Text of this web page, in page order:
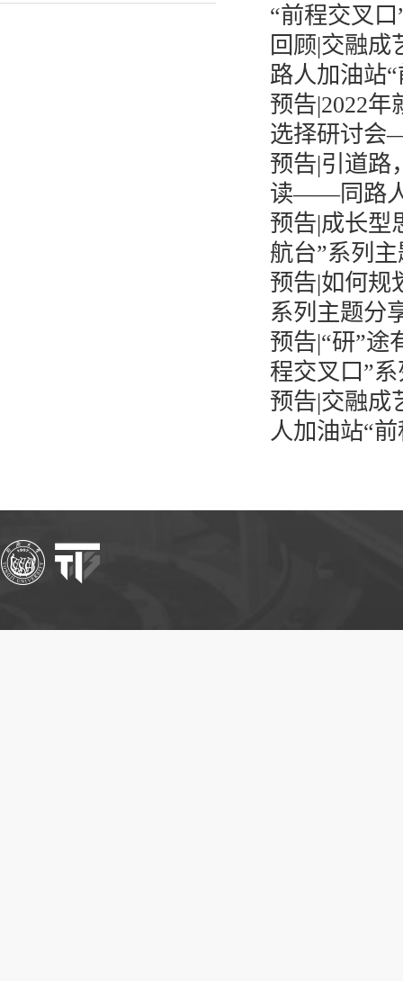
“前程交叉
回顾|交融
路人加油站
预告|2022
选择研讨
预告|引道路
读——同路
预告|成长
航台”系列
预告|如何
系列主题分
预告|“研”
程交叉口”
预告|交融
人加油站“